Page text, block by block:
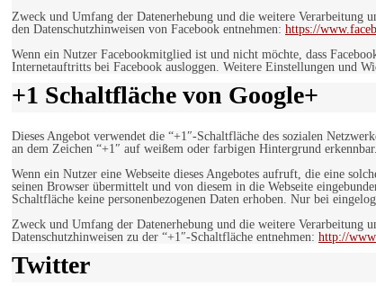
Zweck und Umfang der Datenerhebung und die weitere Verarbeitung
den Datenschutzhinweisen von Facebook entnehmen: https://
Wenn ein Nutzer Facebookmitglied ist und nicht möchte, dass
Internetauftritts bei Facebook ausloggen. Weitere Einstellungen und
+1 Schaltfläche von Google+
Dieses Angebot verwendet die “+1″-Schaltfläche des sozialen
an dem Zeichen “+1″ auf weißem oder farbigen Hintergrund erkennbar.
Wenn ein Nutzer eine Webseite dieses Angebotes aufruft, die eine
seinen Browser übermittelt und von diesem in die Webseite
Schaltfläche keine personenbezogenen Daten erhoben. Nur bei
Zweck und Umfang der Datenerhebung und die weitere Verarbeitung
Datenschutzhinweisen zu der “+1″-Schaltfläche entnehmen: http://
Twitter